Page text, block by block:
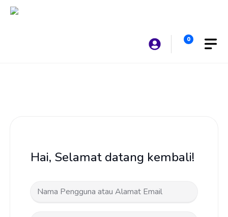
Langsung
0
Hai, Selamat datang kembali!